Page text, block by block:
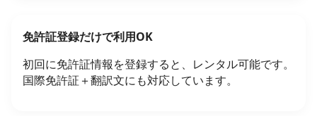
免許証登録だけで利用OK
初回に免許証情報を登録すると、レンタル可能です。
国際免許証＋翻訳文にも対応しています。